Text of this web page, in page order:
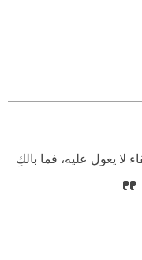
لا يعول عليه، فما بالكِ